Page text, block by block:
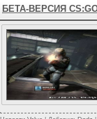
БЕТА-ВЕРСИЯ